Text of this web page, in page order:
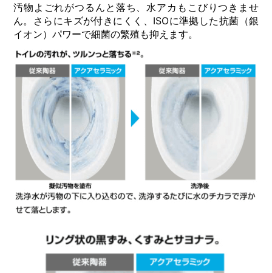
汚物よごれがつるんと落ち、水アカもこびりつきませ
ん。さらにキズが付きにくく、ISOに準拠した抗菌（銀
イオン）パワーで細菌の繁殖も抑えます。